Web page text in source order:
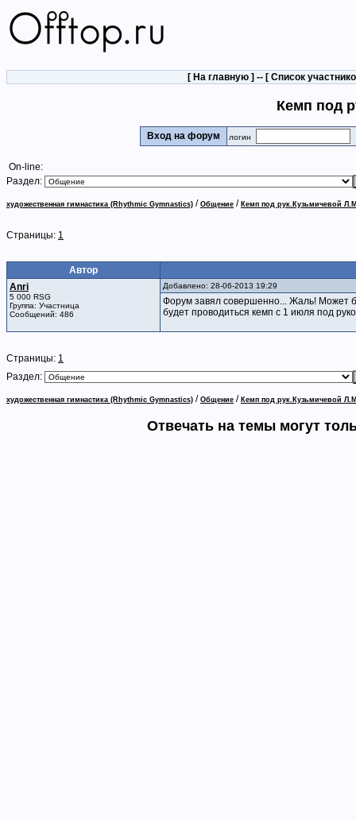
[ На главную ] -- [ Список
Кемп под
Вход на форум логин
On-line:
Раздел:
художественная гимнастика (Rhythmic Gymnastics) / Общение / Кемп под рук.Кузьмичевой
Страницы: 1
Автор
Anri
5 000 RSG
Группа: Участница
Сообщений: 486
Добавлено: 28-06-2013 19:29
Форум завял совершенно... Жаль! Может
будет проводиться кемп с 1 июля под
Страницы: 1
Раздел:
художественная гимнастика (Rhythmic Gymnastics) / Общение / Кемп под рук.Кузьмичевой
Отвечать на темы могут